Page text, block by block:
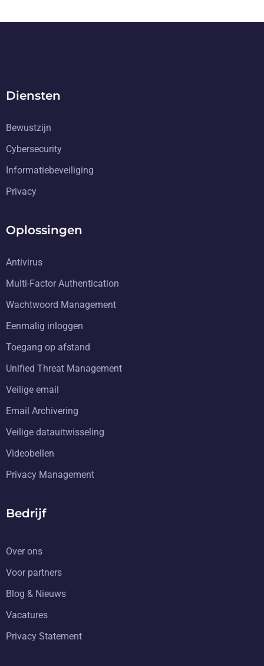
Diensten
Bewustzijn
Cybersecurity
Informatiebeveiliging
Privacy
Oplossingen
Antivirus
Multi-Factor Authentication
Wachtwoord Management
Eenmalig inloggen
Toegang op afstand
Unified Threat Management
Veilige email
Email Archivering
Veilige datauitwisseling
Videobellen
Privacy Management
Bedrijf
Over ons
Voor partners
Blog & Nieuws
Vacatures
Privacy Statement